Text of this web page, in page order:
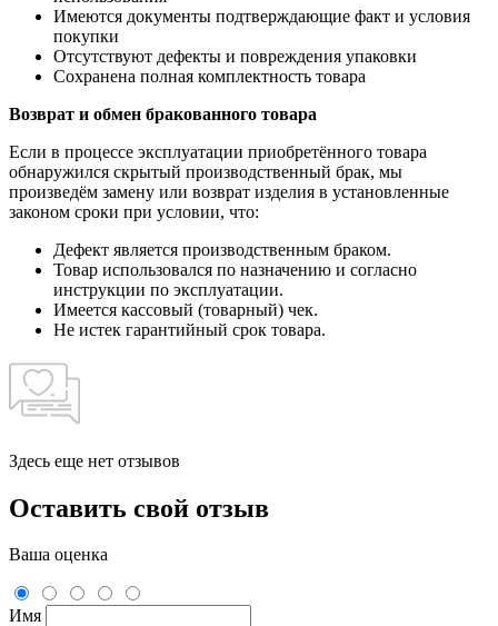
Имеются документы подтверждающие факт и условия
покупки
Отсутствуют дефекты и повреждения упаковки
Сохранена полная комплектность товара
Возврат и обмен бракованного товара
Если в процессе эксплуатации приобретённого товара
обнаружился скрытый производственный брак, мы
произведём замену или возврат изделия в установленные
законом сроки при условии, что:
Дефект является производственным браком.
Товар использовался по назначению и согласно
инструкции по эксплуатации.
Имеется кассовый (товарный) чек.
Не истек гарантийный срок товара.
Здесь еще нет отзывов
Оставить свой отзыв
Ваша оценка
Имя